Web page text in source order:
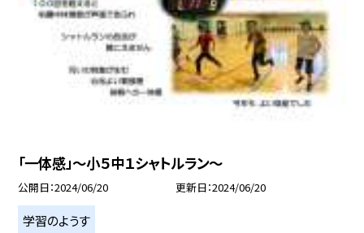
「一体感」〜小５中１シャトルラン〜
公開日 2024/06/20 更新日 2024/06/20
学習のようす